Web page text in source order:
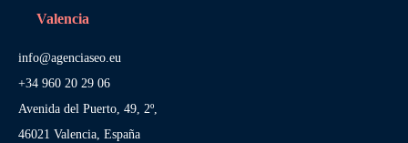
Valencia
info@agenciaseo.eu
+34 960 20 29 06
Avenida del Puerto, 49, 2º,
46021 Valencia, España